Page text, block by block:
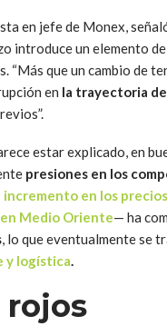
en jefe de Monex,
introduce un elemento
“Más que un cambio de
en la trayectoria
estar explicado, en
presiones en los
en los
Medio Oriente— ha
, lo que eventualmente se
y logística.
rojos